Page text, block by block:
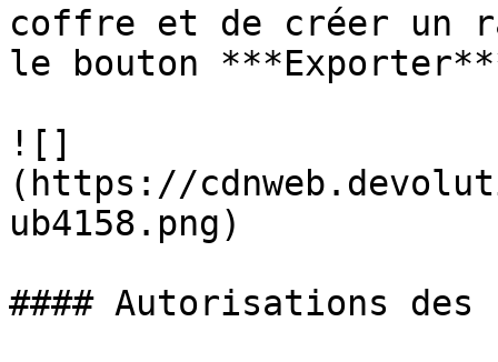
coffre et de créer un
le bouton
![]
(https://
ub4158.png)
#### Autorisations